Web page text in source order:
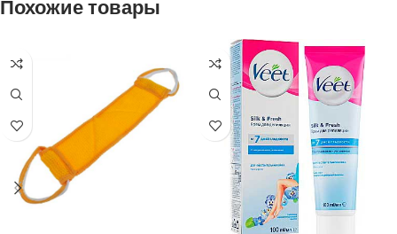
Похожие товары